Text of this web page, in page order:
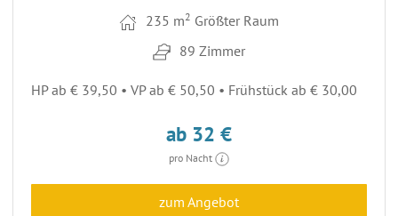
235 m2 Größter Raum
89 Zimmer
HP ab € 39,50 • VP ab € 50,50 • Frühstück ab € 30,00
ab 32 €
pro Nacht
zum Angebot